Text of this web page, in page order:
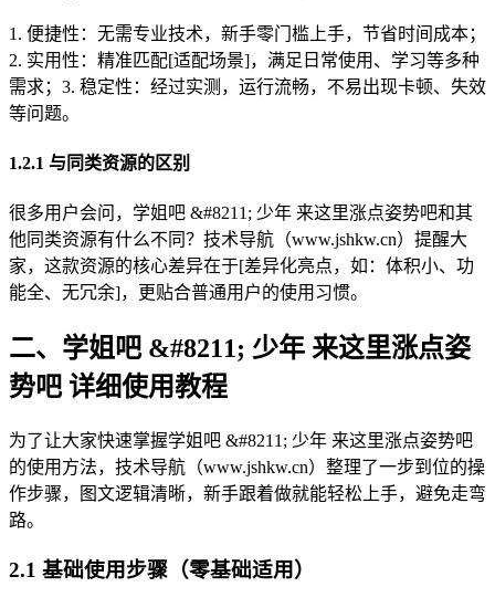
1. 便捷性：无需专业技术，新手零门槛上手，节省时间成本；
2. 实用性：精准匹配[适配场景]，满足日常使用、学习等多种
需求；3. 稳定性：经过实测，运行流畅，不易出现卡顿、失效
等问题。
1.2.1 与同类资源的区别
很多用户会问，学姐吧 &#8211; 少年 来这里涨点姿势吧和其
他同类资源有什么不同？技术导航（www.jshkw.cn）提醒大
家，这款资源的核心差异在于[差异化亮点，如：体积小、功
能全、无冗余]，更贴合普通用户的使用习惯。
二、学姐吧 &#8211; 少年 来这里涨点姿
势吧 详细使用教程
为了让大家快速掌握学姐吧 &#8211; 少年 来这里涨点姿势吧
的使用方法，技术导航（www.jshkw.cn）整理了一步到位的操
作步骤，图文逻辑清晰，新手跟着做就能轻松上手，避免走弯
路。
2.1 基础使用步骤（零基础适用）